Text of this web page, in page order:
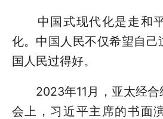
中国式现代化是走和平
化。中国人民不仅希望自己
国人民过得好。
2023年11月，亚太经合
会上，习近平主席的书面